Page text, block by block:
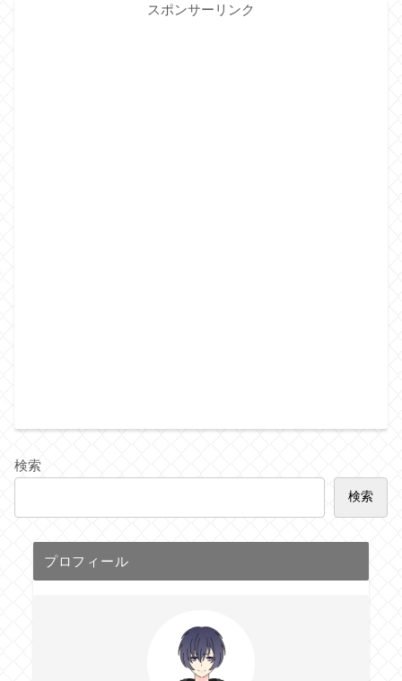
スポンサーリンク
検索
検索
プロフィール